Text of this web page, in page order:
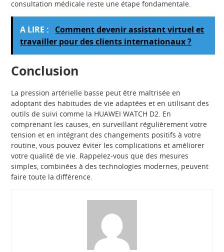
consultation médicale reste une étape fondamentale.
A LIRE :
Comment devenir assistant virtuel et
travailler pour des clients internationaux ?
Conclusion
La pression artérielle basse peut être maîtrisée en
adoptant des habitudes de vie adaptées et en utilisant des
outils de suivi comme la HUAWEI WATCH D2. En
comprenant les causes, en surveillant régulièrement votre
tension et en intégrant des changements positifs à votre
routine, vous pouvez éviter les complications et améliorer
votre qualité de vie. Rappelez-vous que des mesures
simples, combinées à des technologies modernes, peuvent
faire toute la différence.